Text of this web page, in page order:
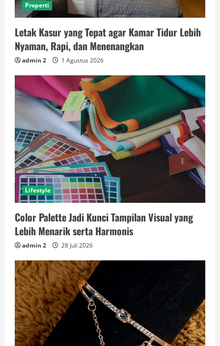
Properti
Letak Kasur yang Tepat agar Kamar Tidur Lebih
Nyaman, Rapi, dan Menenangkan
admin 2 1 Agustus 2026
Lifestyle
Color Palette Jadi Kunci Tampilan Visual yang
Lebih Menarik serta Harmonis
admin 2 28 Juli 2026